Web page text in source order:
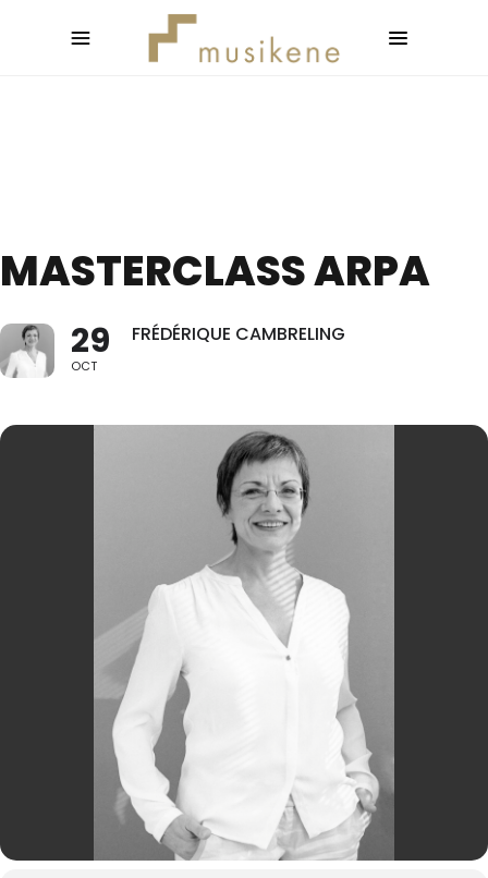
MASTERCLASS ARPA
29
OCT
FRÉDÉRIQUE CAMBRELING